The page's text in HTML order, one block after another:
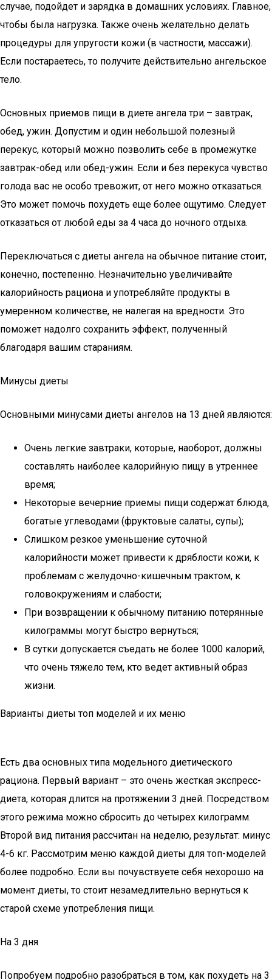
случае, подойдет и зарядка в домашних условиях. Главное,
чтобы была нагрузка. Также очень желательно делать
процедуры для упругости кожи (в частности, массажи).
Если постараетесь, то получите действительно ангельское
тело.
Основных приемов пищи в диете ангела три – завтрак,
обед, ужин. Допустим и один небольшой полезный
перекус, который можно позволить себе в промежутке
завтрак-обед или обед-ужин. Если и без перекуса чувство
голода вас не особо тревожит, от него можно отказаться.
Это может помочь похудеть еще более ощутимо. Следует
отказаться от любой еды за 4 часа до ночного отдыха.
Переключаться с диеты ангела на обычное питание стоит,
конечно, постепенно. Незначительно увеличивайте
калорийность рациона и употребляйте продукты в
умеренном количестве, не налегая на вредности. Это
поможет надолго сохранить эффект, полученный
благодаря вашим стараниям.
Минусы диеты
Основными минусами диеты ангелов на 13 дней являются:
Очень легкие завтраки, которые, наоборот, должны
составлять наиболее калорийную пищу в утреннее
время;
Некоторые вечерние приемы пищи содержат блюда,
богатые углеводами (фруктовые салаты, супы);
Слишком резкое уменьшение суточной
калорийности может привести к дряблости кожи, к
проблемам с желудочно-кишечным трактом, к
головокружениям и слабости;
При возвращении к обычному питанию потерянные
килограммы могут быстро вернуться;
В сутки допускается съедать не более 1000 калорий,
что очень тяжело тем, кто ведет активный образ
жизни.
Варианты диеты топ моделей и их меню
Есть два основных типа модельного диетического
рациона. Первый вариант – это очень жесткая экспресс-
диета, которая длится на протяжении 3 дней. Посредством
этого режима можно сбросить до четырех килограмм.
Второй вид питания рассчитан на неделю, результат: минус
4-6 кг. Рассмотрим меню каждой диеты для топ-моделей
более подробно. Если вы почувствуете себя нехорошо на
момент диеты, то стоит незамедлительно вернуться к
старой схеме употребления пищи.
На 3 дня
Попробуем подробно разобраться в том, как похудеть на 3